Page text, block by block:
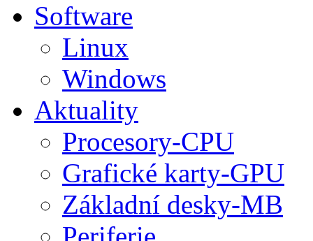
Software
Linux
Windows
Aktuality
Procesory-CPU
Grafické karty-GPU
Základní desky-MB